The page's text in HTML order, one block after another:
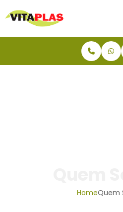
HomeQuem